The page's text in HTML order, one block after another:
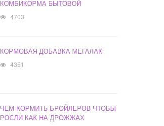
КОМБИКОРМА БЫТОВОЙ
4703
КОРМОВАЯ ДОБАВКА МЕГАЛАК
4351
ЧЕМ КОРМИТЬ БРОЙЛЕРОВ ЧТОБЫ
РОСЛИ КАК НА ДРОЖЖАХ